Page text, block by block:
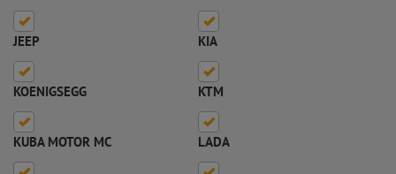
JEEP KIA
KOENIGSEGG KTM
KUBA MOTOR MC LADA